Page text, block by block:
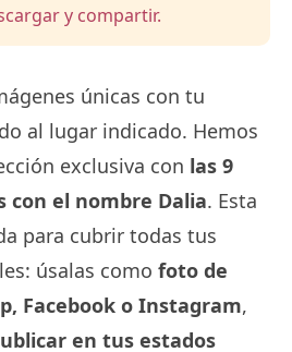
y compartir.
únicas con tu
al lugar indicado. Hemos
exclusiva con las 9
con el nombre Dalia. Esta
para cubrir todas tus
úsalas como foto de
Facebook o Instagram,
en tus estados